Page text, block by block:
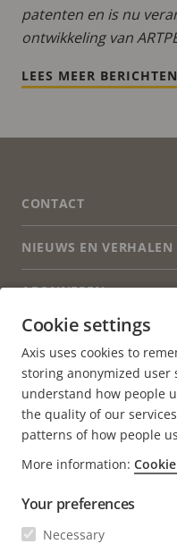
patenten en is nu
ontwikkeling van
LEES MEER
CONTACT
Neem contact met ons
NIEUWS EN VERHALEN
Life at Axis
Engineering at Axis
ABONNEREN
Abonneren op de
Abonneer u op e-
Axis
NETHERLANDS /
Cookie
Cookie settings
Axis uses cookies to
storing anonymized
understand how people
the quality of our
patterns of how people
More information:
Your preferences
Necessary